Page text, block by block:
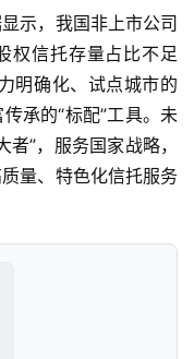
示，我国非上市公司
权信托存量占比不足
明确化、试点城市的
承的“标配”工具。未
”，服务国家战略，
量、特色化信托服务